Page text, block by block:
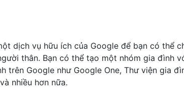
dịch vụ hữu ích của Google để bạn có thể
thân. Bạn có thể tạo một nhóm gia đình
trên Google như Google One, Thư viện gia
nhiều hơn nữa.